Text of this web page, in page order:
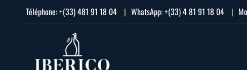
Téléphone:+(33) 481 91 18 04 | WhatsApp:+(33) 4 81 91 18 04 |